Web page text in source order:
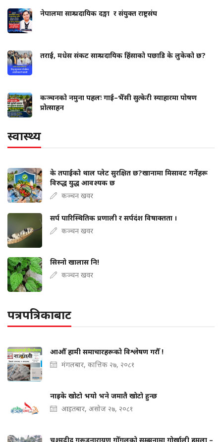
नेपालमा साम्प्रदायिक दङ्गा र संयुक्त राष्ट्रसंघ
तराई, मधेस संकट साम्प्रदायिक हिंसाको पछाडि के लुकेको छ?
कञ्चनको नमुना पहलः गाई–भैँसी सुत्केरी स्याहारमा पोषण
प्रोत्साहन
स्वास्थ्य
के तपाईंको थाल प्लेट सुरक्षित छ?खानामा मिसावट गर्नेहरू
विरुद्ध युद्ध आवश्यक छ
कञ्चन खवर
सर्प पारिस्थितिक प्रणाली र सर्पदंश विषाक्तता ।
कञ्चन खवर
सिस्नो खालास नि!
कञ्चन खवर
पत्रपत्रिकाबाट
आऔँ हामी समाचारहरूको विश्लेषण गरौँ !
मंगलबार, कात्तिक २७, २०८१
नाइके खोटो भयो भने जमातै खोटो हुन्छ
आइतबार, असोज २७, २०८१
चश्मदीद गरूडनारायण गोँगलको सम्झनामा गोर्खाली हमला –